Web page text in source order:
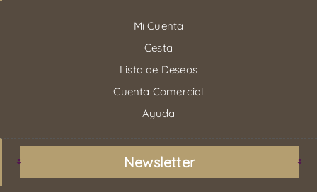
Mi Cuenta
Cesta
Lista de Deseos
Cuenta Comercial
Ayuda
Newsletter